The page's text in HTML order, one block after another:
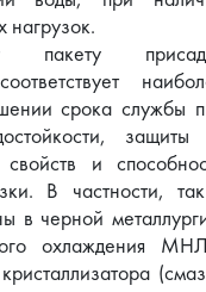
нагрузок.
пакету
срока службы
защиты
и
В частности,
в черной
охлаждения